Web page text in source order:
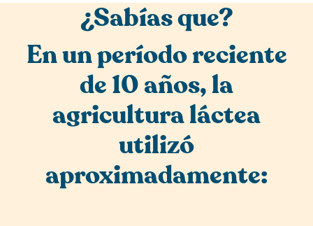
¿Sabías que?
En un período reciente
de 10 años, la
agricultura láctea
utilizó
aproximadamente: